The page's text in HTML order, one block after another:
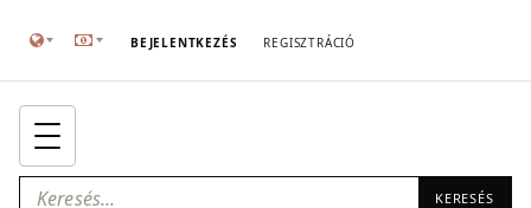
BEJELENTKEZÉS REGISZTRÁCIÓ
KERESÉS